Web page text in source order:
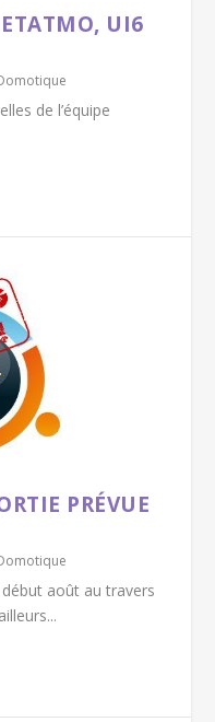
UI6
de l’équipe
PRÉVUE
août au travers